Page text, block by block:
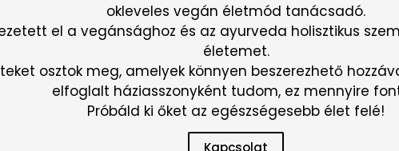
okleveles vegán életmód tanácsadó.
el a vegánsághoz és az ayurveda holisztikus
életemet.
osztok meg, amelyek könnyen beszerezhető
elfoglalt háziasszonyként tudom, ez mennyire
Próbáld ki őket az egészségesebb élet felé!
Kapcsolat